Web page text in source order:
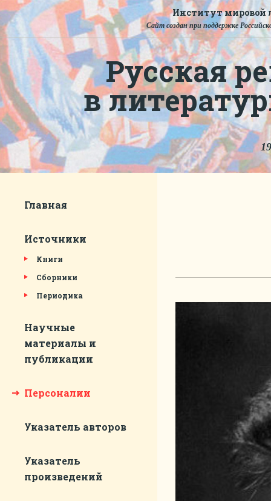
Институт мировой
Сайт создан при поддержке
Русская
в
Главная
Источники
Книги
Сборники
Периодика
Научные
материалы и
публикации
Персоналии
Указатель авторов
Указатель
произведений